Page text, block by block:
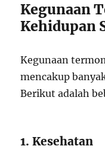
Kegunaan
Kehidupan
Kegunaan
mencakup
Berikut adalah
1. Kesehatan